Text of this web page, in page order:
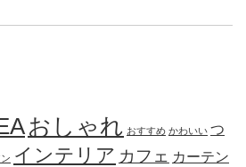
おしゃれ おすすめ かわいい つ
インテリア カフェ カーテン